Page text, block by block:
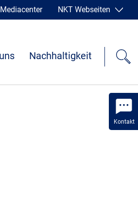
Kontakt
Mediacenter NKT Webseiten
Nachhaltigkeit